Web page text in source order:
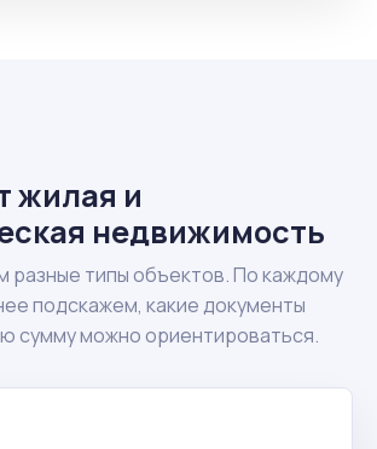
жилая и
недвижимость
разные типы объектов. По каждому
подскажем, какие документы
сумму можно ориентироваться.